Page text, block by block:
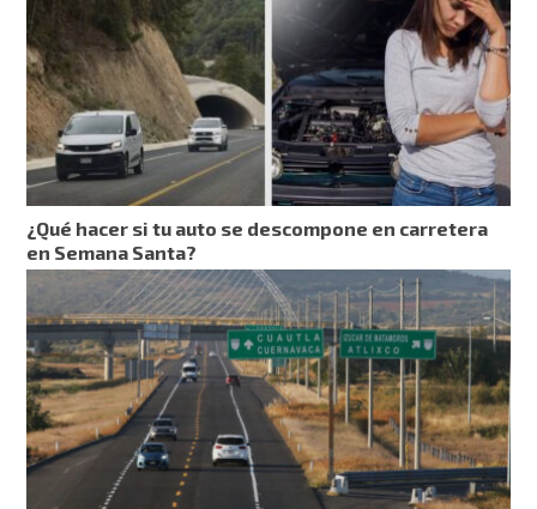
¿Qué hacer si tu auto se descompone en carretera
en Semana Santa?